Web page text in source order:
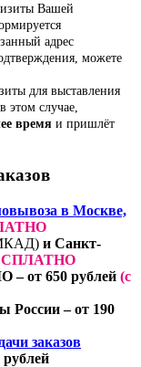
Вашей
адрес
можете
для выставления
этом случае,
время и пришлёт
в Москве,
и Санкт-
– от 650 рублей (с
России– от 190
заказов
рублей